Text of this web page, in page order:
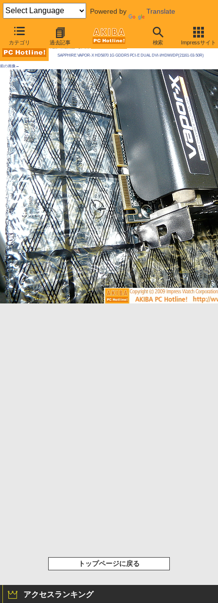
Powered by Translate
カテゴリ 過去記事 検索 Impressサイト
AKIBA PC Hotline! 2009年11月28日号
SAPPHIRE VAPOR-X HD5870 1G GDDR5 PCI-E DUAL DVI-I/HDMI/DP(21161-03-50R)
前の画像←
トップページに戻る
アクセスランキング